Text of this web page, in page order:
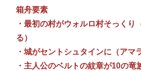
箱舟要素
・最初の村がウォルロ村そっくり
る）
・城がセントシュタインに（アマ
・主人公のベルトの紋章が10の竜